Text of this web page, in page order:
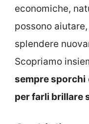
economiche,
possono
splendere
Scopriamo
sempre sporchi
per farli brillare